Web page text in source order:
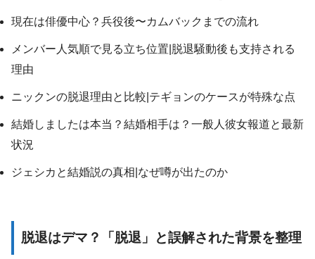
現在は俳優中心？兵役後〜カムバックまでの流れ
メンバー人気順で見る立ち位置|脱退騒動後も支持される
理由
ニックンの脱退理由と比較|テギョンのケースが特殊な点
結婚しましたは本当？結婚相手は？一般人彼女報道と最新
状況
ジェシカと結婚説の真相|なぜ噂が出たのか
脱退はデマ？「脱退」と誤解された背景を整理